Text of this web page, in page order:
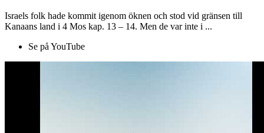
Israels folk hade kommit igenom öknen och stod vid gränsen till
Kanaans land i 4 Mos kap. 13 – 14. Men de var inte i ...
Se på YouTube